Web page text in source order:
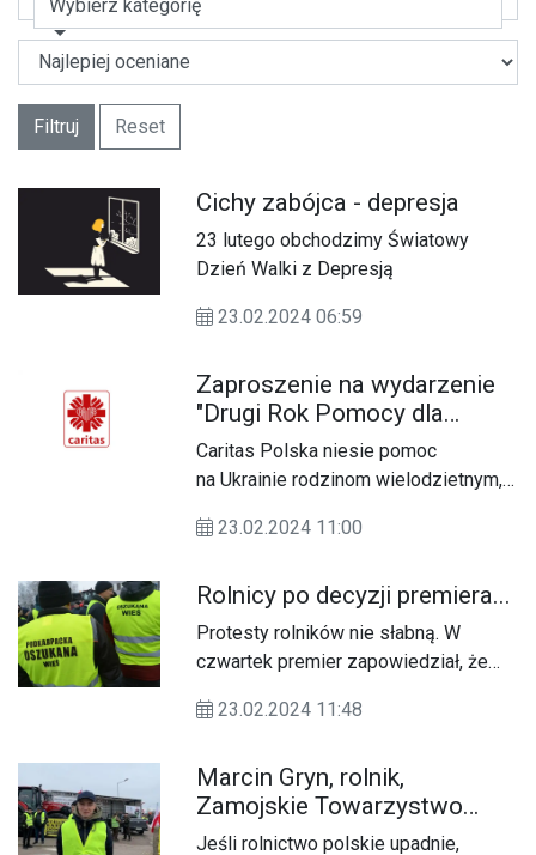
Wybierz kategorię
Filtruj Reset
Cichy zabójca - depresja
23 lutego obchodzimy Światowy
Dzień Walki z Depresją
23.02.2024 06:59
Zaproszenie na wydarzenie
"Drugi Rok Pomocy dla
Ukrainy"
Caritas Polska niesie pomoc
na Ukrainie rodzinom wielodzietnym,
i bezrobotnym. W niektórych
aż 60% osób.
23.02.2024 11:00
Rolnicy po decyzji premiera...
Protesty rolników nie słabną. W
czwartek premier zapowiedział, że
krytycznej przejścia graniczne z
torów kolejowych. Co o tym myślą
rolnicy?
23.02.2024 11:48
Marcin Gryn, rolnik,
Zamojskie Towarzystwo
Rolnicze
Jeśli rolnictwo polskie upadnie,